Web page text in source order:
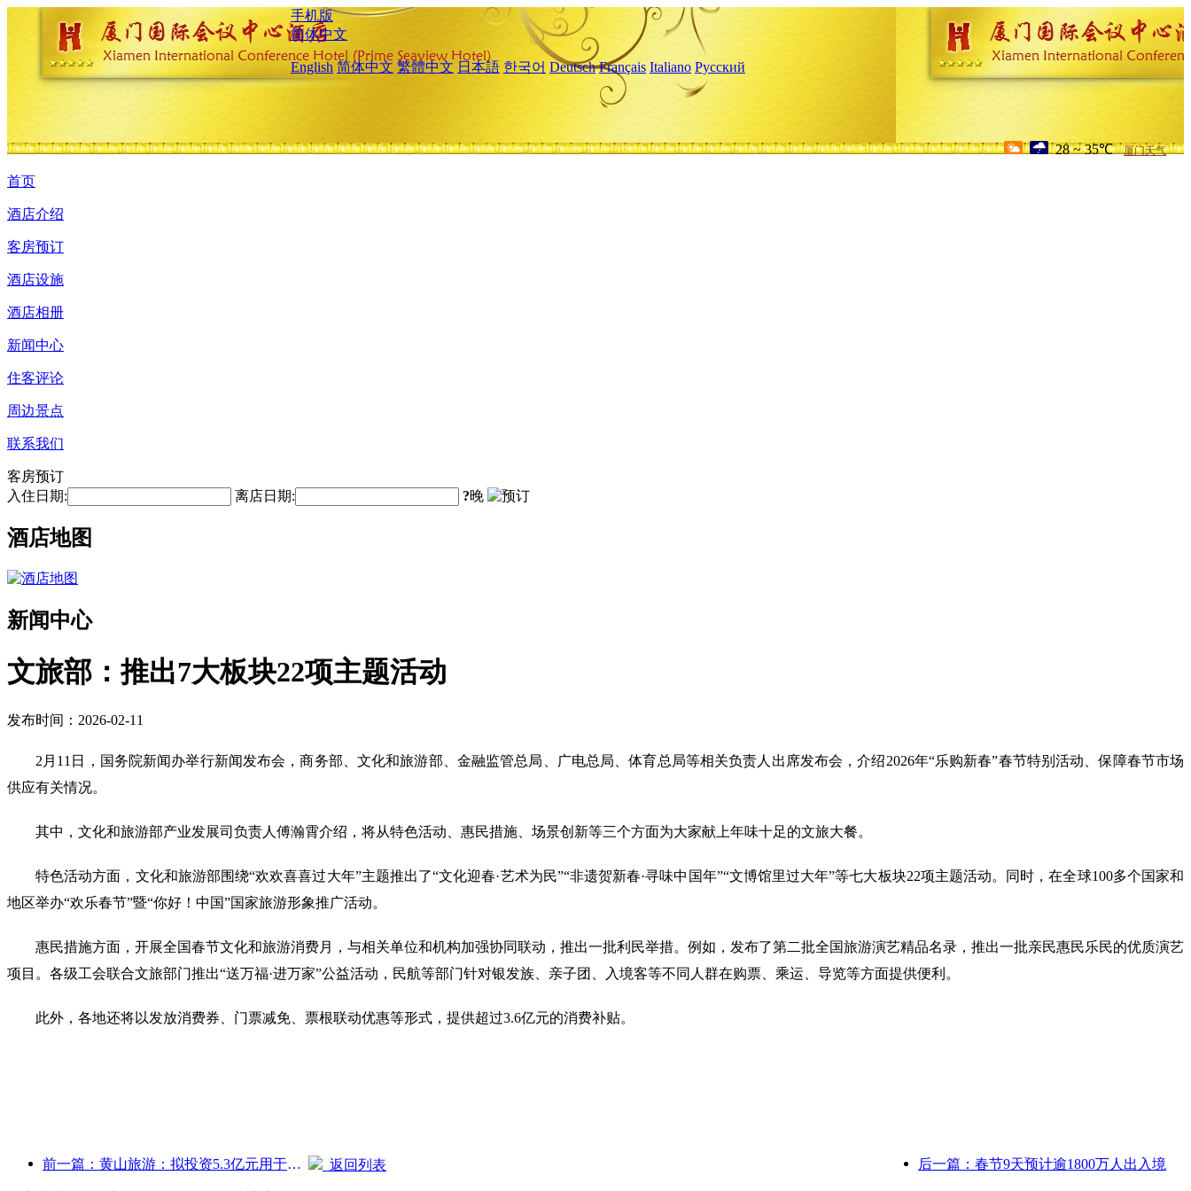
手机版
简体中文
English 简体中文 繁體中文 日本語 한국어 Deutsch Français Italiano Русский
28 ~ 35℃ 厦门天气
首页
酒店介绍
客房预订
酒店设施
酒店相册
新闻中心
住客评论
周边景点
联系我们
客房预订
入住日期:
离店日期: ?晚
酒店地图
新闻中心
文旅部：推出7大板块22项主题活动
发布时间：2026-02-11
2月11日，国务院新闻办举行新闻发布会，商务部、文化和旅游部、金融监管总局、广电总局、体育总局等相关负责人出席发布会，介绍2026年“乐购新春”春节特别活动、保障春节市场
供应有关情况。
其中，文化和旅游部产业发展司负责人傅瀚霄介绍，将从特色活动、惠民措施、场景创新等三个方面为大家献上年味十足的文旅大餐。
特色活动方面，文化和旅游部围绕“欢欢喜喜过大年”主题推出了“文化迎春·艺术为民”“非遗贺新春·寻味中国年”“文博馆里过大年”等七大板块22项主题活动。同时，在全球100多个国家和
地区举办“欢乐春节”暨“你好！中国”国家旅游形象推广活动。
惠民措施方面，开展全国春节文化和旅游消费月，与相关单位和机构加强协同联动，推出一批利民举措。例如，发布了第二批全国旅游演艺精品名录，推出一批亲民惠民乐民的优质演艺
项目。各级工会联合文旅部门推出“送万福·进万家”公益活动，民航等部门针对银发族、亲子团、入境客等不同人群在购票、乘运、导览等方面提供便利。
此外，各地还将以发放消费券、门票减免、票根联动优惠等形式，提供超过3.6亿元的消费补贴。
前一篇：黄山旅游：拟投资5.3亿元用于酒店改造 后一篇：春节9天预计逾1800万人出入境
返回列表